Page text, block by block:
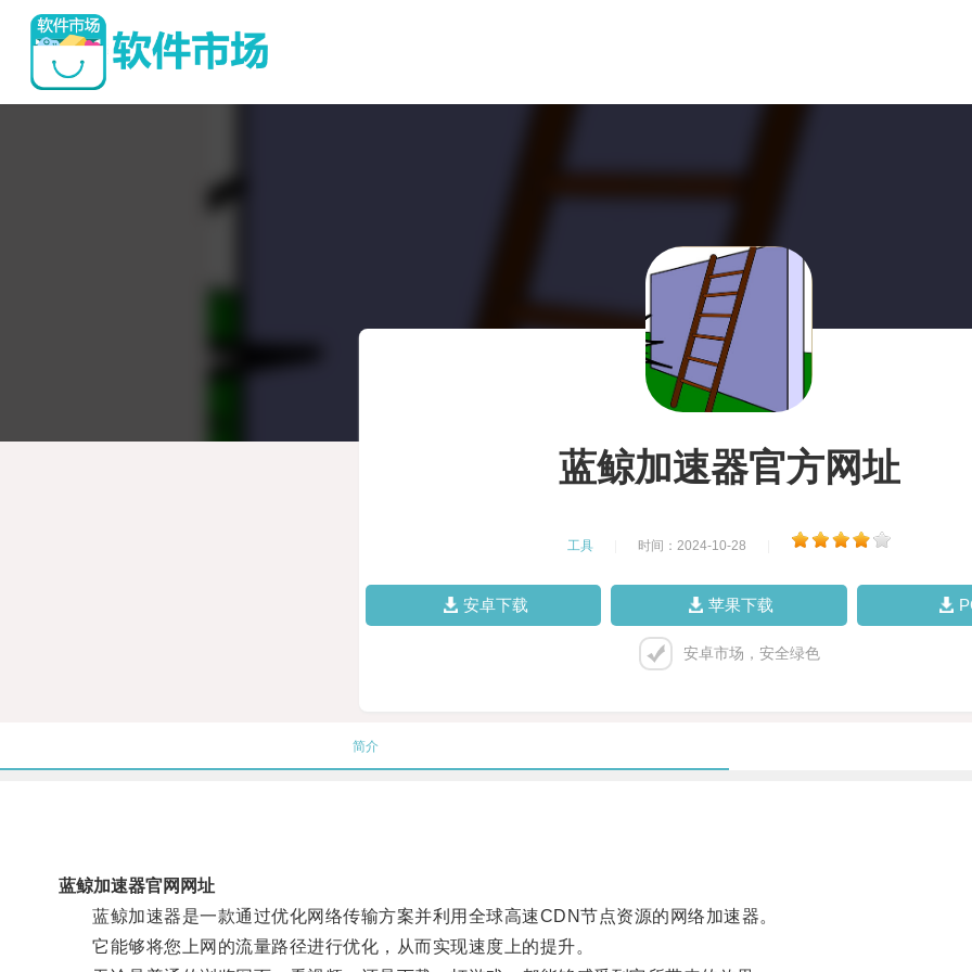
蓝鲸加速器官方网址
工具 时间：2024-10-28
安卓下载 苹果下载
安卓市场，安全绿色
简介
蓝鲸加速器官网网址
蓝鲸加速器是一款通过优化网络传输方案并利用全球高速CDN节点资源的网络加速器。
它能够将您上网的流量路径进行优化，从而实现速度上的提升。